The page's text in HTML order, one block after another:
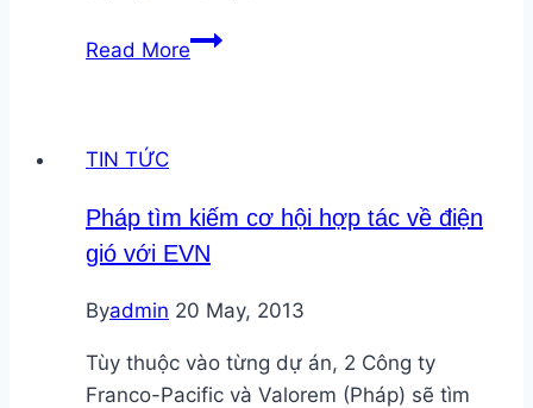
hệ
Việt
Nam
Read MoreJinkoSolar
điện
mặt
40MW
tại
Hậu
TIN TỨC
Pháp tìm kiếm cơ hội hợp tác về điện
gió với EVN
Byadmin 20 May, 2013
Tùy thuộc vào từng dự án, 2 Công ty
Franco-Pacific và Valorem (Pháp) sẽ tìm